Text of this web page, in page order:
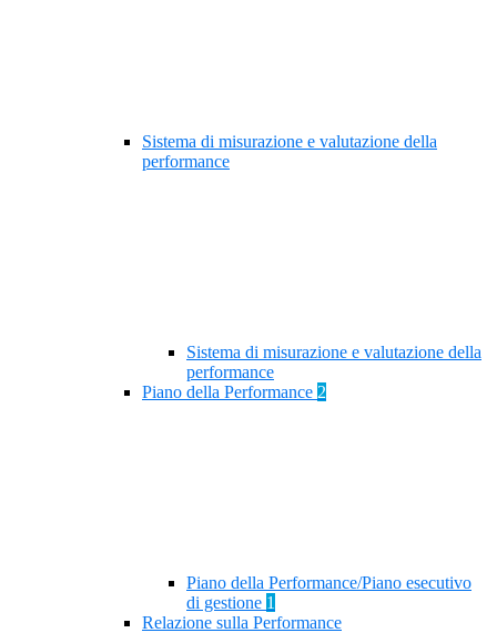
Sistema di misurazione e valutazione della
performance
Sistema di misurazione e valutazione della
performance
Piano della Performance 2
Piano della Performance/Piano esecutivo
di gestione 1
Relazione sulla Performance